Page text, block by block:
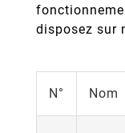
disposez sur
N° Nom